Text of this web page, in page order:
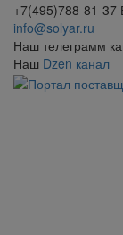
+7(495)788-81-37
info@solyar.ru
Наш телеграмм
Наш Dzen канал